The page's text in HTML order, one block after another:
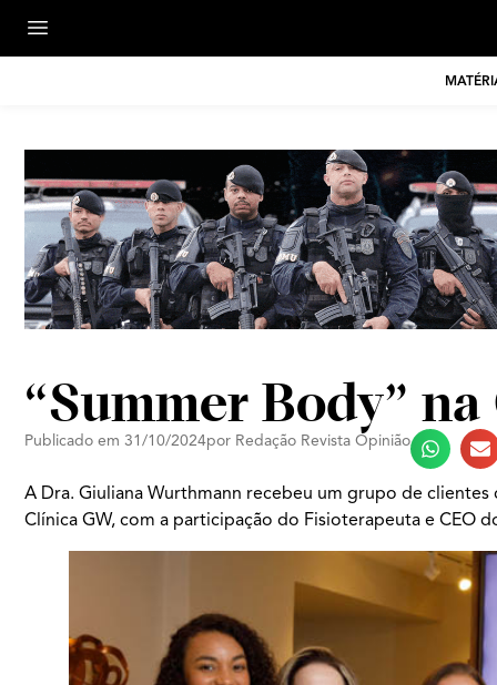
“Summer Body”
Publicado em 31/10/2024por Redação Revista Opinião
A Dra. Giuliana Wurthmann recebeu um grupo de
Clínica GW, com a participação do Fisioterapeuta e CEO